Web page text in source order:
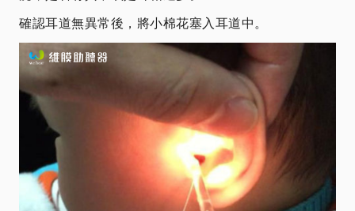
確認耳道無異常後，將小棉花塞入耳道中。